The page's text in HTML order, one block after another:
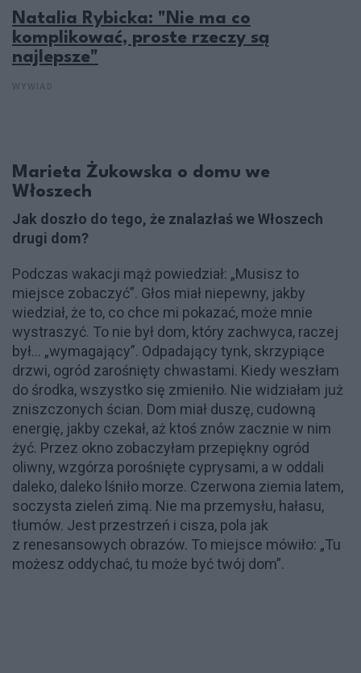
Natalia Rybicka: "Nie ma co
komplikować, proste rzeczy są
najlepsze"
Marieta Żukowska o domu we
Włoszech
Jak doszło do tego, że znalazłaś we Włoszech
drugi dom?
Podczas wakacji mąż powiedział: „Musisz to
miejsce zobaczyć”. Głos miał niepewny, jakby
wiedział, że to, co chce mi pokazać, może mnie
wystraszyć. To nie był dom, który zachwyca, raczej
był... „wymagający”. Odpadający tynk, skrzypiące
drzwi, ogród zarośnięty chwastami. Kiedy weszłam
do środka, wszystko się zmieniło. Nie widziałam już
zniszczonych ścian. Dom miał duszę, cudowną
energię, jakby czekał, aż ktoś znów zacznie w nim
żyć. Przez okno zobaczyłam przepiękny ogród
oliwny, wzgórza porośnięte cyprysami, a w oddali
daleko, daleko lśniło morze. Czerwona ziemia latem,
soczysta zieleń zimą. Nie ma przemysłu, hałasu,
tłumów. Jest przestrzeń i cisza, pola jak
z renesansowych obrazów. To miejsce mówiło: „Tu
możesz oddychać, tu może być twój dom”.